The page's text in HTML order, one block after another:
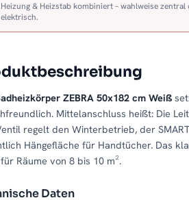
Heizung & Heizstab kombiniert – wahlweise zentral
elektrisch.
ZEBRA 50x182 cm Weiß
Mittelanschluss heißt: Die
regelt den Winterbetrieb, der
Hängefläche für Handtücher. Das
Räume von 8 bis 10 m².
Daten